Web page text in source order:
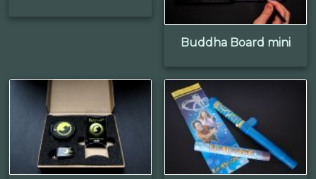
Buddha Board mini